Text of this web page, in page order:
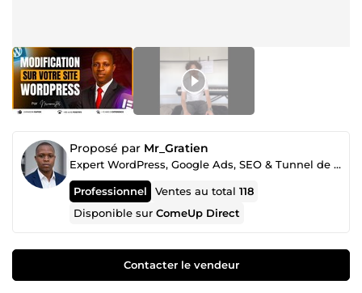
Proposé par Mr_Gratien
Expert WordPress, Google Ads, SEO & Tunnel de vente
Professionnel Ventes au total118
Disponible surComeUp Direct
Contacter le vendeur